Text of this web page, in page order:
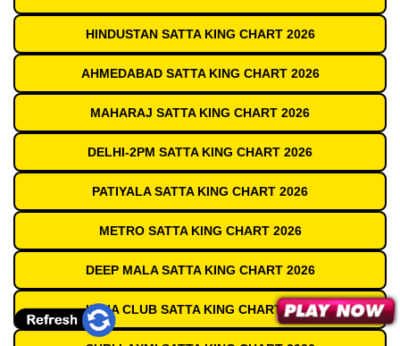
HINDUSTAN SATTA KING CHART 2026
AHMEDABAD SATTA KING CHART 2026
MAHARAJ SATTA KING CHART 2026
DELHI-2PM SATTA KING CHART 2026
PATIYALA SATTA KING CHART 2026
METRO SATTA KING CHART 2026
DEEP MALA SATTA KING CHART 2026
INDIA CLUB SATTA KING CHART 2026